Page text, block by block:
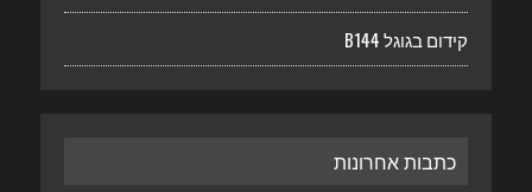
קידום בגוגל B144
כתבות אחרונות